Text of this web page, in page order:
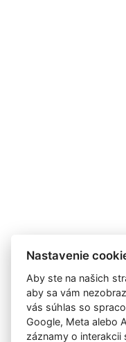
Nastavenie
Aby ste na našich
aby sa vám
vás súhlas so
Google, Meta alebo
záznamy o